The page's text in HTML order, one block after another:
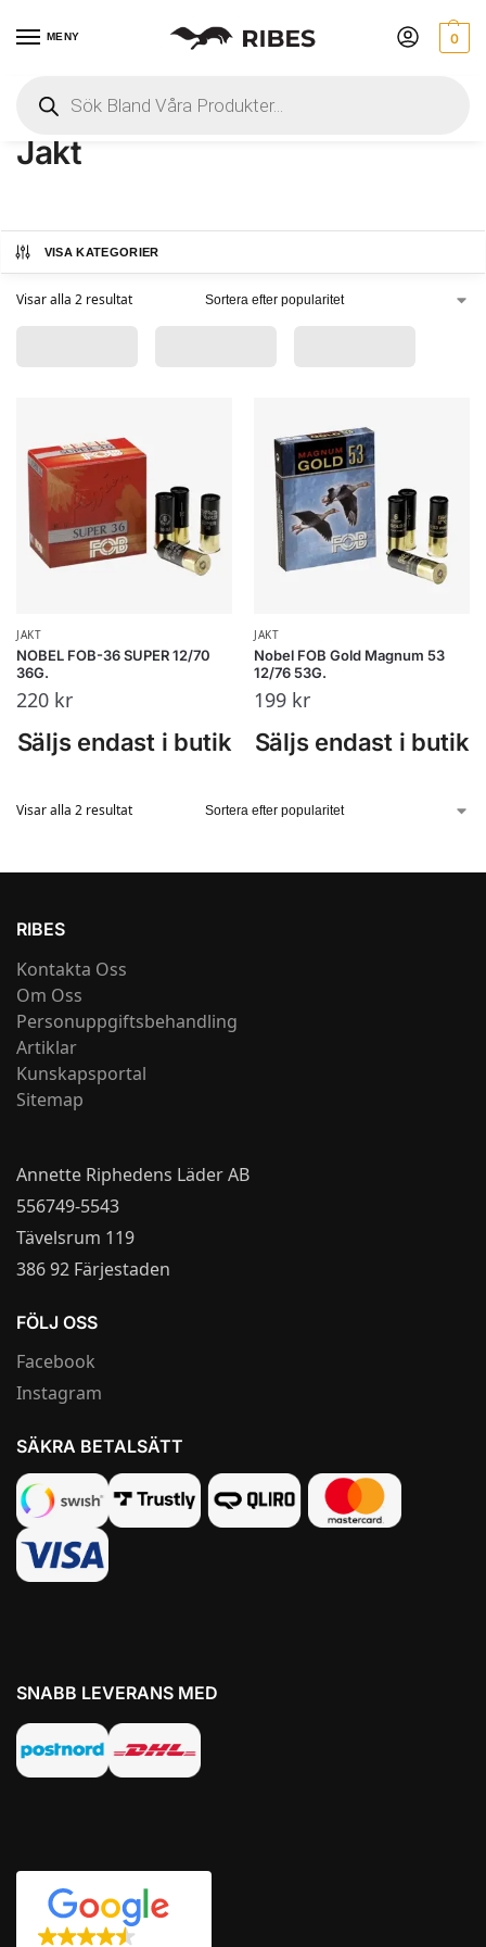
MENY 0
Hem » Ammunition » Hagel
Jakt
VISA KATEGORIER
Visar alla 2 resultat
JAKT
NOBEL FOB-36 SUPER 12/70
36G.
220 kr
Säljs endast i butik
JAKT
Nobel FOB Gold Magnum 53
12/76 53G.
199 kr
Säljs endast i butik
Visar alla 2 resultat
RIBES
Kontakta Oss
Om Oss
Personuppgiftsbehandling
Artiklar
Kunskapsportal
Sitemap
Annette Riphedens Läder AB
556749-5543
Tävelsrum 119
386 92 Färjestaden
FÖLJ OSS
Facebook
Instagram
SÄKRA BETALSÄTT
SNABB LEVERANS MED